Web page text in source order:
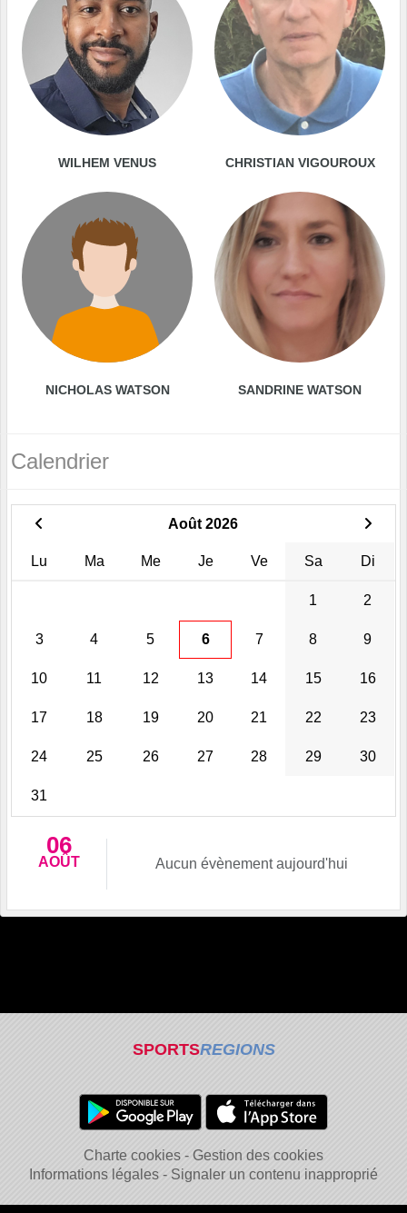
WILHEM VENUS CHRISTIAN VIGOUROUX
NICHOLAS WATSON SANDRINE WATSON
Calendrier
Août 2026
Lu Ma Me Je Ve Sa Di
1 2
3 4 5 6 7 8 9
10 11 12 13 14 15 16
17 18 19 20 21 22 23
24 25 26 27 28 29 30
31
06
AOÛT Aucun évènement aujourd'hui
SPORTSREGIONS
Charte cookies
Gestion des cookies
Informations légales
Signaler un contenu inapproprié